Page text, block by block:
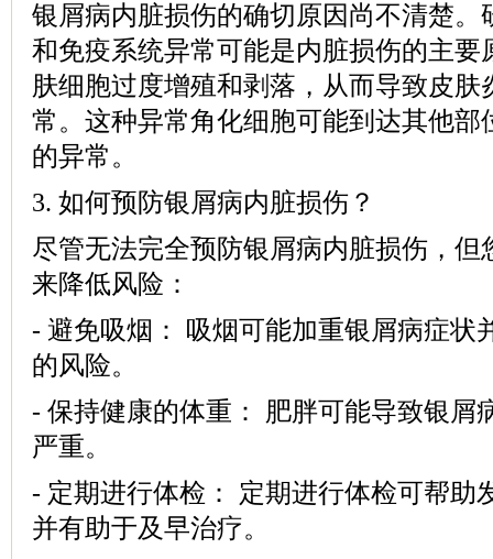
银屑病内脏损伤的确切原因尚不清楚。
和免疫系统异常可能是内脏损伤的主要
肤细胞过度增殖和剥落，从而导致皮肤
常。这种异常角化细胞可能到达其他部
的异常。
3. 如何预防银屑病内脏损伤？
尽管无法完全预防银屑病内脏损伤，但
来降低风险：
- 避免吸烟： 吸烟可能加重银屑病症状
的风险。
- 保持健康的体重： 肥胖可能导致银屑
严重。
- 定期进行体检： 定期进行体检可帮助
并有助于及早治疗。